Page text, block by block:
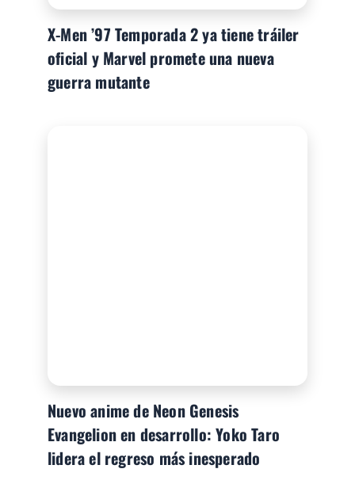
X-Men ’97 Temporada 2 ya tiene tráiler
oficial y Marvel promete una nueva
guerra mutante
Nuevo anime de Neon Genesis
Evangelion en desarrollo: Yoko Taro
lidera el regreso más inesperado